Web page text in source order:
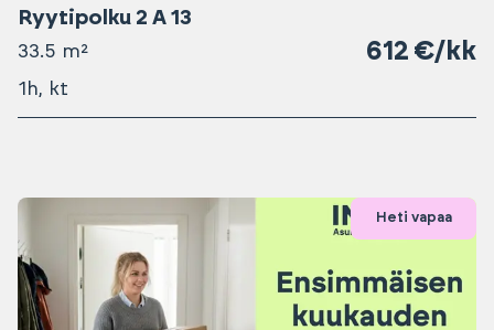
Ryytipolku 2 A 13
33.5 m² 612 €/kk
1h, kt
Heti vapaa